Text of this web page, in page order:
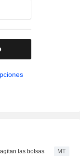
las bolsas
MT